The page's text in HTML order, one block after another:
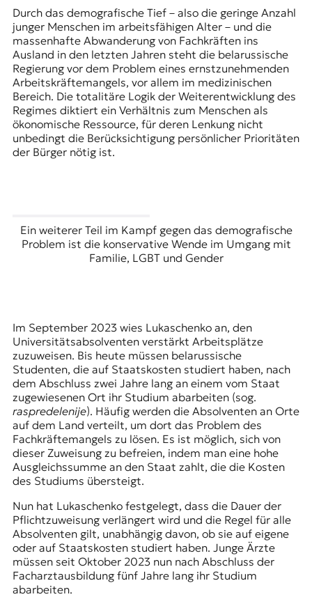
Durch das demografische Tief – also die geringe Anzahl
junger Menschen im arbeitsfähigen Alter – und die
massenhafte Abwanderung von Fachkräften ins
Ausland in den letzten Jahren steht die belarussische
Regierung vor dem Problem eines ernstzunehmenden
Arbeitskräftemangels, vor allem im medizinischen
Bereich. Die totalitäre Logik der Weiterentwicklung des
Regimes diktiert ein Verhältnis zum Menschen als
ökonomische Ressource, für deren Lenkung nicht
unbedingt die Berücksichtigung persönlicher Prioritäten
der Bürger nötig ist.
Ein weiterer Teil im Kampf gegen das demografische
Problem ist die konservative Wende im Umgang mit
Familie, LGBT und Gender
Im September 2023 wies Lukaschenko an, den
Universitätsabsolventen verstärkt Arbeitsplätze
zuzuweisen. Bis heute müssen belarussische
Studenten, die auf Staatskosten studiert haben, nach
dem Abschluss zwei Jahre lang an einem vom Staat
zugewiesenen Ort ihr Studium abarbeiten (sog.
raspredelenije). Häufig werden die Absolventen an Orte
auf dem Land verteilt, um dort das Problem des
Fachkräftemangels zu lösen. Es ist möglich, sich von
dieser Zuweisung zu befreien, indem man eine hohe
Ausgleichssumme an den Staat zahlt, die die Kosten
des Studiums übersteigt.
Nun hat Lukaschenko festgelegt, dass die Dauer der
Pflichtzuweisung verlängert wird und die Regel für alle
Absolventen gilt, unabhängig davon, ob sie auf eigene
oder auf Staatskosten studiert haben. Junge Ärzte
müssen seit Oktober 2023 nun nach Abschluss der
Facharztausbildung fünf Jahre lang ihr Studium
abarbeiten.